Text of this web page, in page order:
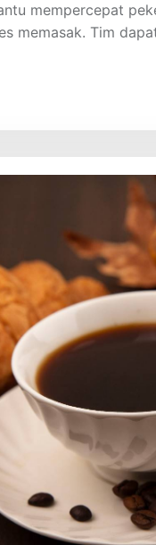
mempercepat
memasak. Tim